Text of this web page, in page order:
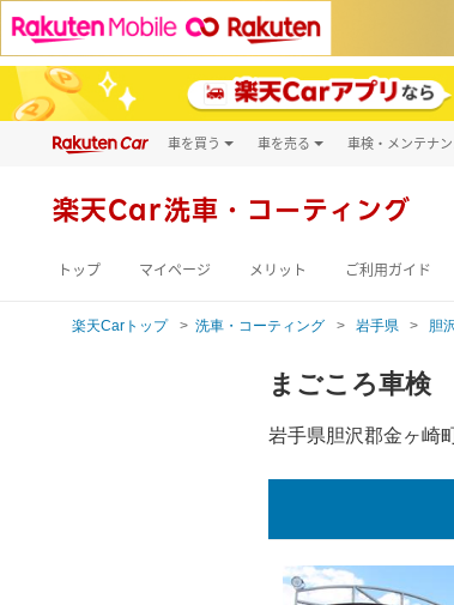
車を買う
新車
車を売る 車検・メンテナ
キズ修
洗車・
楽天Car洗車・コーティング
トップ マイページ メリット ご利用ガイド
楽天Carトップ 洗車・コーティング 岩手県 胆
まごころ車検
岩手県胆沢郡金ヶ崎